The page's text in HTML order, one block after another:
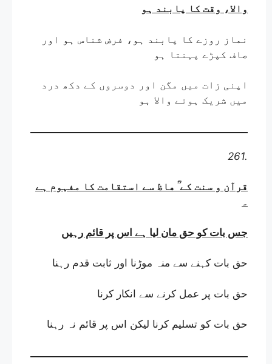
والا، وقت کا پابند ہو
نماز روزے کا پابند ہو، فرض شناس ہو اور
صاف کپڑے پہنتا ہو
اپنی زات میں مگن اور دوسروں کے دکھ درد
میں شریک ہونے والا ہو
261.
قرآن و سنت کے ؒ ھاظ سے استقامت کا مفہوم ہے
۔
جس بات کو حق مان لیا ہے اس پر قائم رہیں
حق بات کہنے سے منہ موڑنا اور ثابت قدم رہنا
حق بات پر عمل کرنے سے انکار کرنا
حق بات کو تسلیم کرنا لیکن اس پر قائم نہ رہنا